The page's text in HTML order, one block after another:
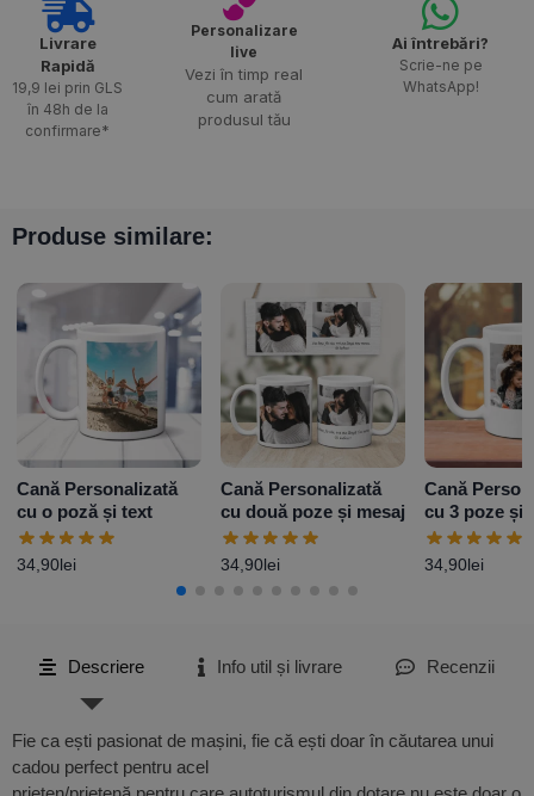
Livrare
Rapidă​
19,9 lei prin GLS
în 48h de la
confirmare*
Personalizare
live
Vezi în timp real
cum arată
produsul tău
Ai întrebări?
Scrie-ne pe
WhatsApp!
Produse similare:
Cană Personalizată
cu o poză și text
34,90lei
Cană Personalizată
cu două poze și mesaj
34,90lei
Cană
cu 3 poze și
Model 2
34,90lei
Descriere Info util și livrare Recenzii
Fie ca ești pasionat de mașini, fie că ești doar în căutarea unui
cadou perfect pentru acel